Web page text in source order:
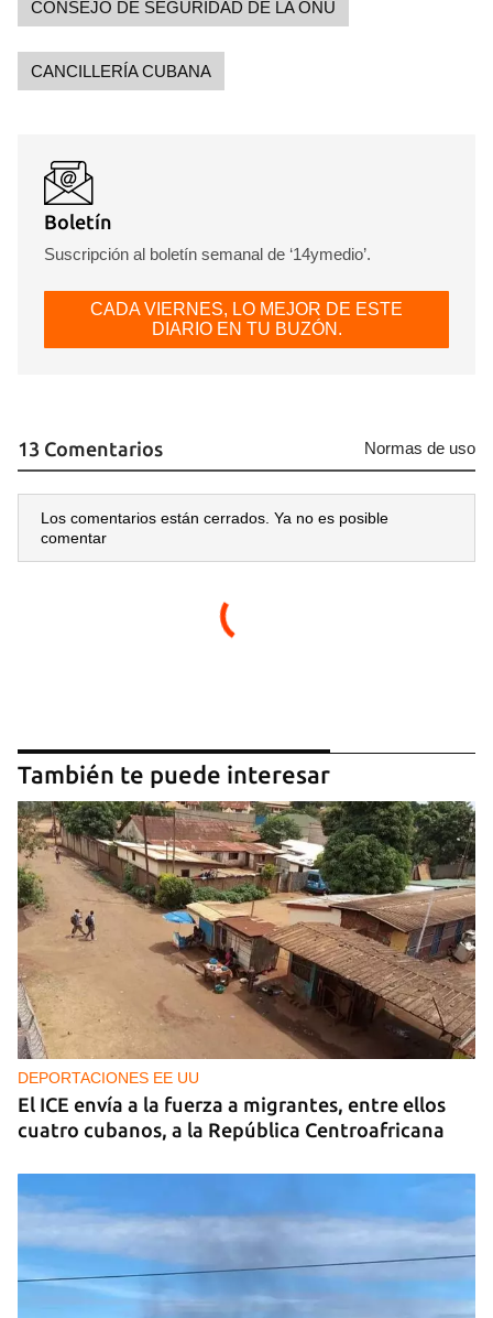
CONSEJO DE SEGURIDAD DE LA ONU
CANCILLERÍA CUBANA
Boletín
Suscripción al boletín semanal de ‘14ymedio’.
CADA VIERNES, LO MEJOR DE ESTE
DIARIO EN TU BUZÓN.
13 Comentarios Normas de uso
Los comentarios están cerrados. Ya no es posible
comentar
También te puede interesar
DEPORTACIONES EE UU
El ICE envía a la fuerza a migrantes, entre ellos
cuatro cubanos, a la República Centroafricana